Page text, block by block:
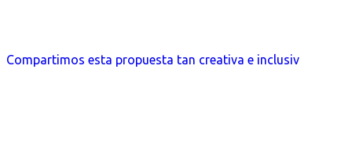
Compartimos esta propuesta tan creativa e inclusiv